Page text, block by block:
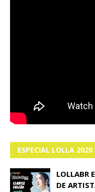
ESPECIAL LOLLA 2020
LOLLABR
DE